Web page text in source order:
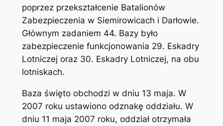
poprzez przekształcenie Batalionów
Zabezpieczenia w Siemirowicach i Darłowie.
Głównym zadaniem 44. Bazy było
zabezpieczenie funkcjonowania 29. Eskadry
Lotniczej oraz 30. Eskadry Lotniczej, na obu
lotniskach.
Baza święto obchodzi w dniu 13 maja. W
2007 roku ustawiono odznakę oddziału. W
dniu 11 maja 2007 roku, oddział otrzymała